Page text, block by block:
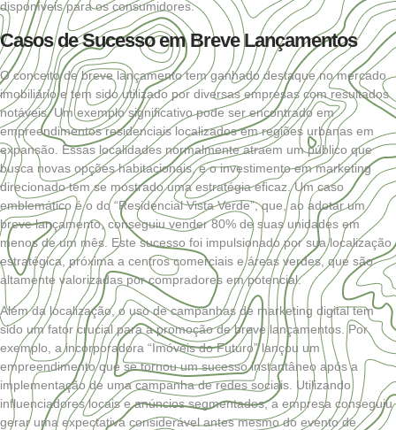
disponíveis para os consumidores.
Casos de Sucesso em Breve Lançamentos
O conceito de breve lançamento tem ganhado destaque no mercado
imobiliário e tem sido utilizado por diversas empresas com resultados
notáveis. Um exemplo significativo pode ser encontrado em
empreendimentos residenciais localizados em regiões urbanas em
expansão. Essas localidades normalmente atraem um público que
busca novas opções habitacionais, e o investimento em marketing
direcionado tem se mostrado uma estratégia eficaz. Um caso
emblemático é o do “Residencial Vista Verde”, que, ao adotar um
breve lançamento, conseguiu vender 80% de suas unidades em
menos de um mês. Este sucesso foi impulsionado por sua localização
estratégica, próxima a centros comerciais e áreas verdes, que são
altamente valorizadas por compradores em potencial.
Além da localização, o uso de campanhas de marketing digital tem
sido um fator crucial para a promoção de breve lançamentos. Por
exemplo, a incorporadora “Imóveis do Futuro” lançou um
empreendimento que se tornou um sucesso instantâneo após a
implementação de uma campanha de redes sociais. Utilizando
influenciadores locais e anúncios segmentados, a empresa conseguiu
gerar uma expectativa considerável antes mesmo do evento de